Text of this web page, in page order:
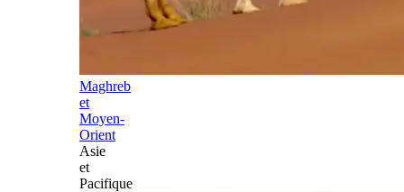
Maghreb
et
Moyen-
Orient
Asie
et
Pacifique